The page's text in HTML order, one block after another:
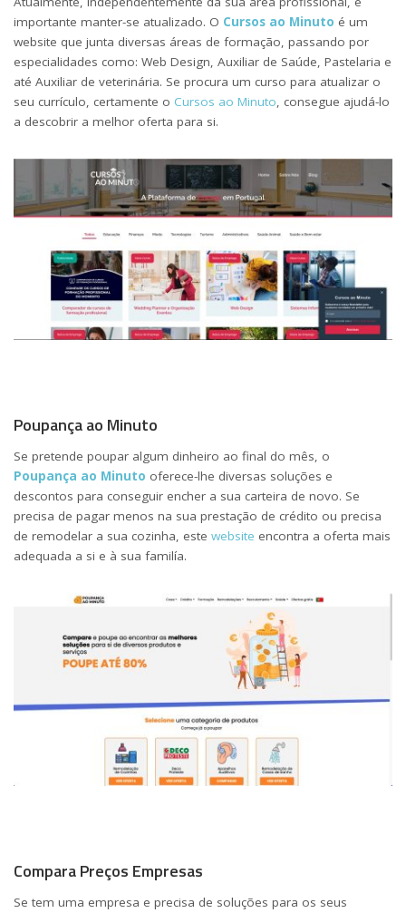
importante manter-se atualizado. O Cursos ao Minuto é um
website que junta diversas áreas de formação, passando por
especialidades como: Web Design, Auxiliar de Saúde, Pastelaria e
até Auxiliar de veterinária. Se procura um curso para atualizar o
seu currículo, certamente o Cursos ao Minuto, consegue ajudá-lo
a descobrir a melhor oferta para si.
Poupança ao Minuto
Se pretende poupar algum dinheiro ao final do mês, o
Poupança ao Minuto oferece-lhe diversas soluções e
descontos para conseguir encher a sua carteira de novo. Se
precisa de pagar menos na sua prestação de crédito ou precisa
de remodelar a sua cozinha, este website encontra a oferta mais
adequada a si e à sua familía.
Compara Preços Empresas
Se tem uma empresa e precisa de soluções para os seus